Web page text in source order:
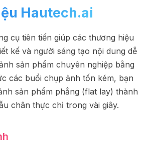
Hautech.ai
cụ tiên tiến giúp các thương hiệu
kế và người sáng tạo nội dung dễ
sản phẩm chuyên nghiệp bằng
các buổi chụp ảnh tốn kém, bạn
sản phẩm phẳng (flat lay) thành
chân thực chỉ trong vài giây.